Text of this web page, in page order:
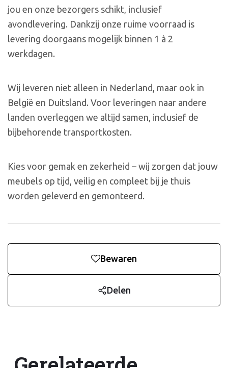
jou en onze bezorgers schikt, inclusief
avondlevering. Dankzij onze ruime voorraad is
levering doorgaans mogelijk binnen 1 à 2
werkdagen.
Wij leveren niet alleen in Nederland, maar ook in
België en Duitsland. Voor leveringen naar andere
landen overleggen we altijd samen, inclusief de
bijbehorende transportkosten.
Kies voor gemak en zekerheid – wij zorgen dat jouw
meubels op tijd, veilig en compleet bij je thuis
worden geleverd en gemonteerd.
Bewaren
Delen